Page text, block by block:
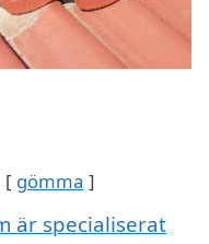
gömma
är specialiserat